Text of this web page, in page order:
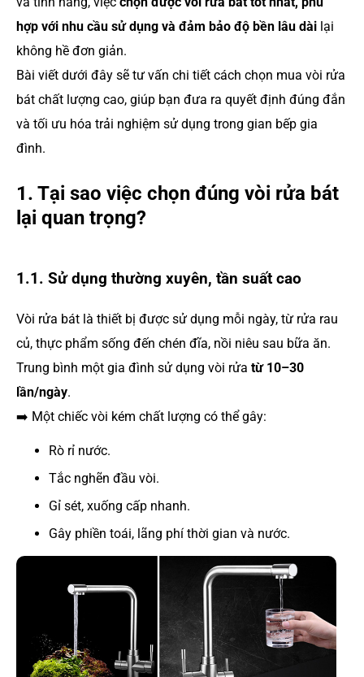
hợp với nhu cầu sử dụng và đảm bảo độ bền lâu dài lại
không hề đơn giản.
Bài viết dưới đây sẽ tư vấn chi tiết cách chọn mua vòi rửa
bát chất lượng cao, giúp bạn đưa ra quyết định đúng đắn
và tối ưu hóa trải nghiệm sử dụng trong gian bếp gia
đình.
1. Tại sao việc chọn đúng vòi rửa bát
lại quan trọng?
1.1. Sử dụng thường xuyên, tần suất cao
Vòi rửa bát là thiết bị được sử dụng mỗi ngày, từ rửa rau
củ, thực phẩm sống đến chén đĩa, nồi niêu sau bữa ăn.
Trung bình một gia đình sử dụng vòi rửa từ 10–30
lần/ngày.
➡️ Một chiếc vòi kém chất lượng có thể gây:
Rò rỉ nước.
Tắc nghẽn đầu vòi.
Gỉ sét, xuống cấp nhanh.
Gây phiền toái, lãng phí thời gian và nước.